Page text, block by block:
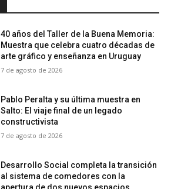
40 años del Taller de la Buena Memoria:
Muestra que celebra cuatro décadas de
arte gráfico y enseñanza en Uruguay
7 de agosto de 2026
Pablo Peralta y su última muestra en
Salto: El viaje final de un legado
constructivista
7 de agosto de 2026
Desarrollo Social completa la transición
al sistema de comedores con la
apertura de dos nuevos espacios